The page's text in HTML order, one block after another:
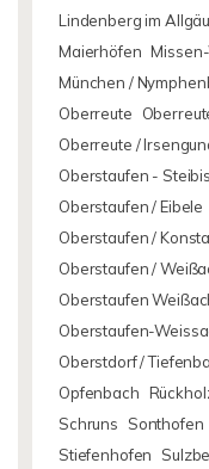
Lindenberg im
Maierhöfen
München /
Oberreute
Oberreute /
Oberstaufen - Steibis
Oberstaufen / Eibele
Oberstaufen /
Oberstaufen /
Oberstaufen
Oberstaufen-
Oberstdorf /
Opfenbach
Schruns
Sonthofen
Stiefenhofen